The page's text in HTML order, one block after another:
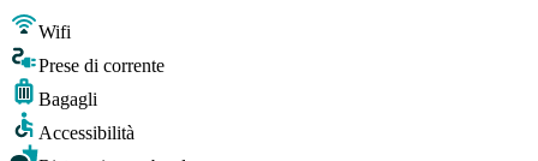
Wifi
Prese di corrente
Bagagli
Accessibilità